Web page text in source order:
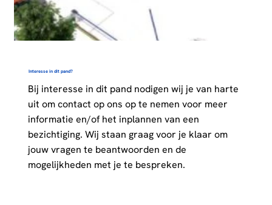
Interesse in dit pand?
Bij interesse in dit pand nodigen wij je van harte
uit om contact op ons op te nemen voor meer
informatie en/of het inplannen van een
bezichtiging. Wij staan graag voor je klaar om
jouw vragen te beantwoorden en de
mogelijkheden met je te bespreken.